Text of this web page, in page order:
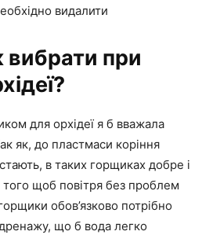
видалити
при
для орхідеї я б вважала
як, до пластмаси коріння
в таких горщиках добре і
того щоб повітря без проблем
обов’язково потрібно
що б вода легко